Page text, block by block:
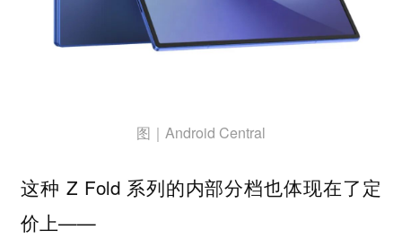
图｜Android Central
这种 Z Fold 系列的内部分档也体现在了定
价上——